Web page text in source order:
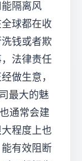
隔离风
球都在收
钱或者欺
法律责任
做生意，
最大的魅
通常会建
程度上也
有效阻断